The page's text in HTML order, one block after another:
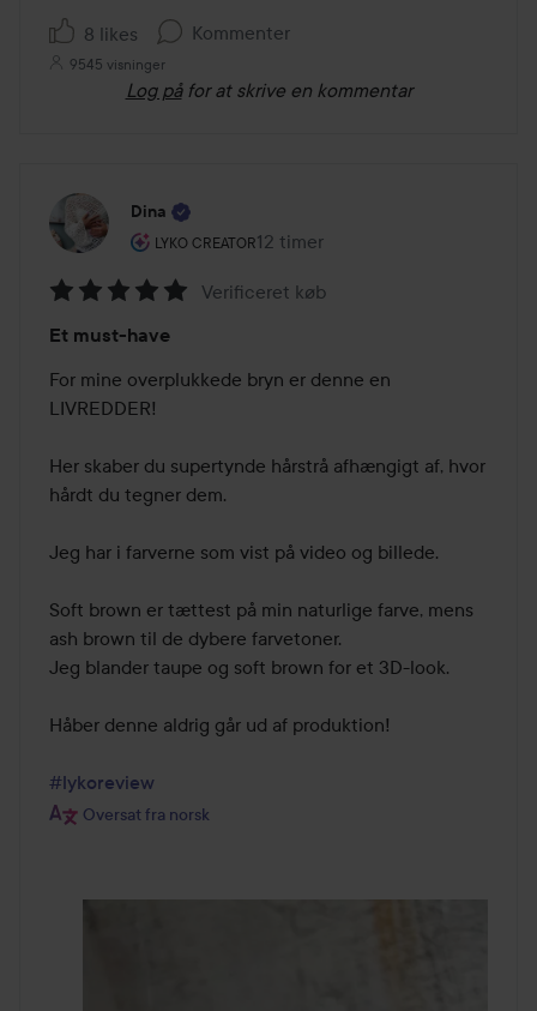
8 likes Kommenter
9545 visninger
Log på for at skrive en kommentar
Dina
LYKO CREATOR
Brugerens rolle: Lyko Creator.
12 timer
Posten blev oprettet 12 timer
5
ud
af
Verificeret køb
Et must-have
For mine overplukkede bryn er denne en
LIVREDDER!
Her skaber du supertynde hårstrå afhængigt af, hvor
hårdt du tegner dem.
Jeg har i farverne som vist på video og billede.
Soft brown er tættest på min naturlige farve, mens
ash brown til de dybere farvetoner.
Jeg blander taupe og soft brown for et 3D-look.
Håber denne aldrig går ud af produktion!
#lykoreview
Oversat fra norsk